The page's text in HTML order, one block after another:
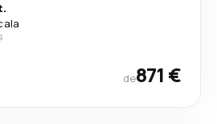
de871 €